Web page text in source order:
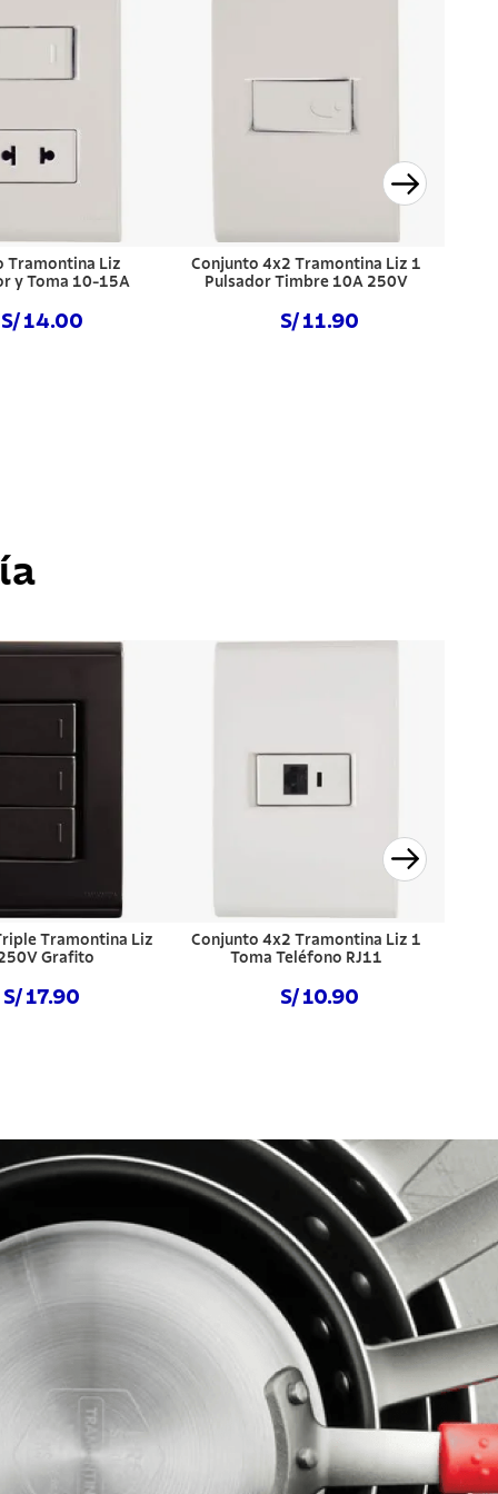
Tramontina Liz
y Toma 10-15A
S/ 14.00
Conjunto 4x2 Tramontina Liz 1
Pulsador Timbre 10A 250V
S/ 11.90
Tramontina Liz
Grafito
S/ 17.90
Conjunto 4x2 Tramontina Liz 1
Toma Teléfono RJ11
S/ 10.90